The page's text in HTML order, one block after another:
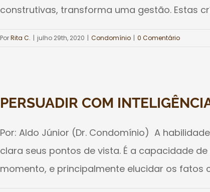
construtivas, transforma uma gestão. Estas
PorRita C. | julho 29th, 2020 | Condomínio | 0 Comentário
PERSUADIR COM
Por: Aldo Júnior (Dr. Condomínio) A
clara seus pontos de vista. É a capacidade
momento, e principalmente elucidar os fatos